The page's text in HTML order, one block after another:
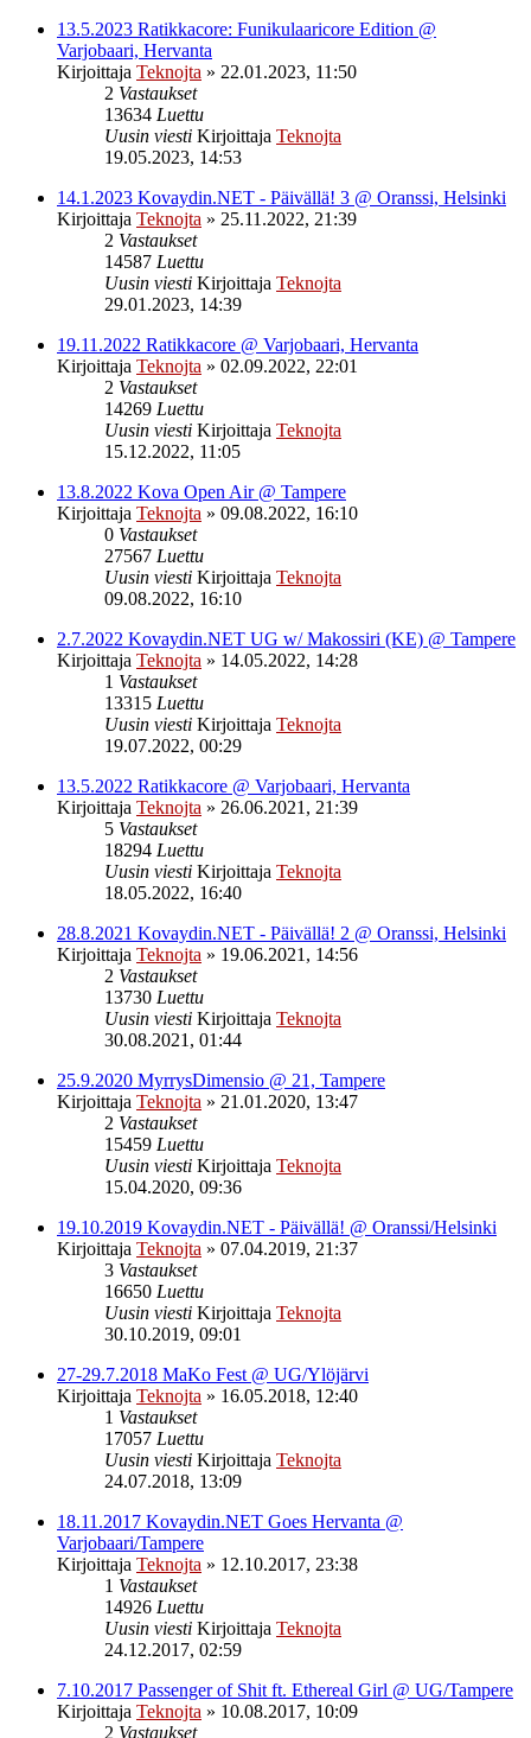
13.5.2023 Ratikkacore: Funikulaaricore Edition @
Varjobaari, Hervanta
Kirjoittaja Teknojta » 22.01.2023, 11:50
2 Vastaukset
13634 Luettu
Uusin viesti Kirjoittaja Teknojta
19.05.2023, 14:53
14.1.2023 Kovaydin.NET - Päivällä! 3 @ Oranssi, Helsinki
Kirjoittaja Teknojta » 25.11.2022, 21:39
2 Vastaukset
14587 Luettu
Uusin viesti Kirjoittaja Teknojta
29.01.2023, 14:39
19.11.2022 Ratikkacore @ Varjobaari, Hervanta
Kirjoittaja Teknojta » 02.09.2022, 22:01
2 Vastaukset
14269 Luettu
Uusin viesti Kirjoittaja Teknojta
15.12.2022, 11:05
13.8.2022 Kova Open Air @ Tampere
Kirjoittaja Teknojta » 09.08.2022, 16:10
0 Vastaukset
27567 Luettu
Uusin viesti Kirjoittaja Teknojta
09.08.2022, 16:10
2.7.2022 Kovaydin.NET UG w/ Makossiri (KE) @ Tampere
Kirjoittaja Teknojta » 14.05.2022, 14:28
1 Vastaukset
13315 Luettu
Uusin viesti Kirjoittaja Teknojta
19.07.2022, 00:29
13.5.2022 Ratikkacore @ Varjobaari, Hervanta
Kirjoittaja Teknojta » 26.06.2021, 21:39
5 Vastaukset
18294 Luettu
Uusin viesti Kirjoittaja Teknojta
18.05.2022, 16:40
28.8.2021 Kovaydin.NET - Päivällä! 2 @ Oranssi, Helsinki
Kirjoittaja Teknojta » 19.06.2021, 14:56
2 Vastaukset
13730 Luettu
Uusin viesti Kirjoittaja Teknojta
30.08.2021, 01:44
25.9.2020 MyrrysDimensio @ 21, Tampere
Kirjoittaja Teknojta » 21.01.2020, 13:47
2 Vastaukset
15459 Luettu
Uusin viesti Kirjoittaja Teknojta
15.04.2020, 09:36
19.10.2019 Kovaydin.NET - Päivällä! @ Oranssi/Helsinki
Kirjoittaja Teknojta » 07.04.2019, 21:37
3 Vastaukset
16650 Luettu
Uusin viesti Kirjoittaja Teknojta
30.10.2019, 09:01
27-29.7.2018 MaKo Fest @ UG/Ylöjärvi
Kirjoittaja Teknojta » 16.05.2018, 12:40
1 Vastaukset
17057 Luettu
Uusin viesti Kirjoittaja Teknojta
24.07.2018, 13:09
18.11.2017 Kovaydin.NET Goes Hervanta @
Varjobaari/Tampere
Kirjoittaja Teknojta » 12.10.2017, 23:38
1 Vastaukset
14926 Luettu
Uusin viesti Kirjoittaja Teknojta
24.12.2017, 02:59
7.10.2017 Passenger of Shit ft. Ethereal Girl @ UG/Tampere
Kirjoittaja Teknojta » 10.08.2017, 10:09
2 Vastaukset